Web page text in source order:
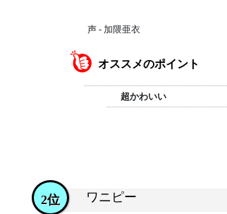
声 - 加隈亜衣
オススメのポイント
超かわいい
ワニピー
2位